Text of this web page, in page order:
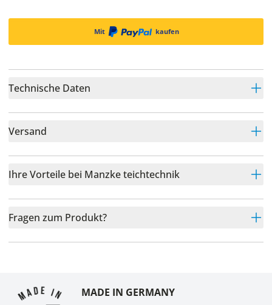
Mit kaufen
Technische Daten
Versand
Ihre Vorteile bei Manzke teichtechnik
Fragen zum Produkt?
MADE IN GERMANY